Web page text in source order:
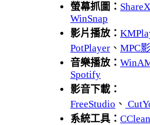
螢幕抓圖： ShareX
WinSnap
影片播放：
PotPlayer 、 MPC
音樂播放：
Spotify
影音下載：
FreeStudio 、
系統工具：